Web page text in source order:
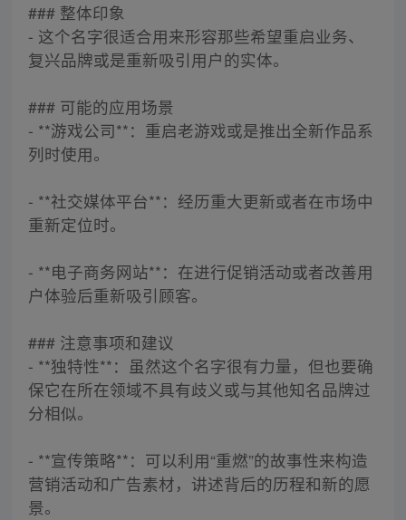
### 整体印象
- 这个名字很适合用来形容那些希望重启业务、
复兴品牌或是重新吸引用户的实体。
### 可能的应用场景
- **游戏公司**：重启老游戏或是推出全新作品系
列时使用。
- **社交媒体平台**：经历重大更新或者在市场中
重新定位时。
- **电子商务网站**：在进行促销活动或者改善用
户体验后重新吸引顾客。
### 注意事项和建议
- **独特性**：虽然这个名字很有力量，但也要确
保它在所在领域不具有歧义或与其他知名品牌过
分相似。
- **宣传策略**：可以利用“重燃”的故事性来构造
营销活动和广告素材，讲述背后的历程和新的愿
景。